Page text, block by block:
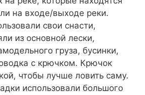
на входе/выходе реки.
свои снасти,
из основной лески,
груза, бусинки,
с крючком. Крючок
чтобы лучше ловить саму.
использовали большого